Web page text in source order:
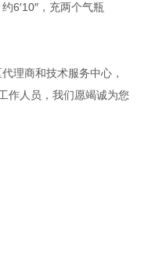
6′10″，充两个气瓶
理商和技术服务中心，
作人员，我们愿竭诚为您